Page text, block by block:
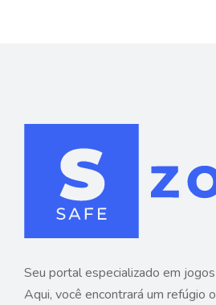
Seu portal especializado em
Aqui, você encontrará um refúgio